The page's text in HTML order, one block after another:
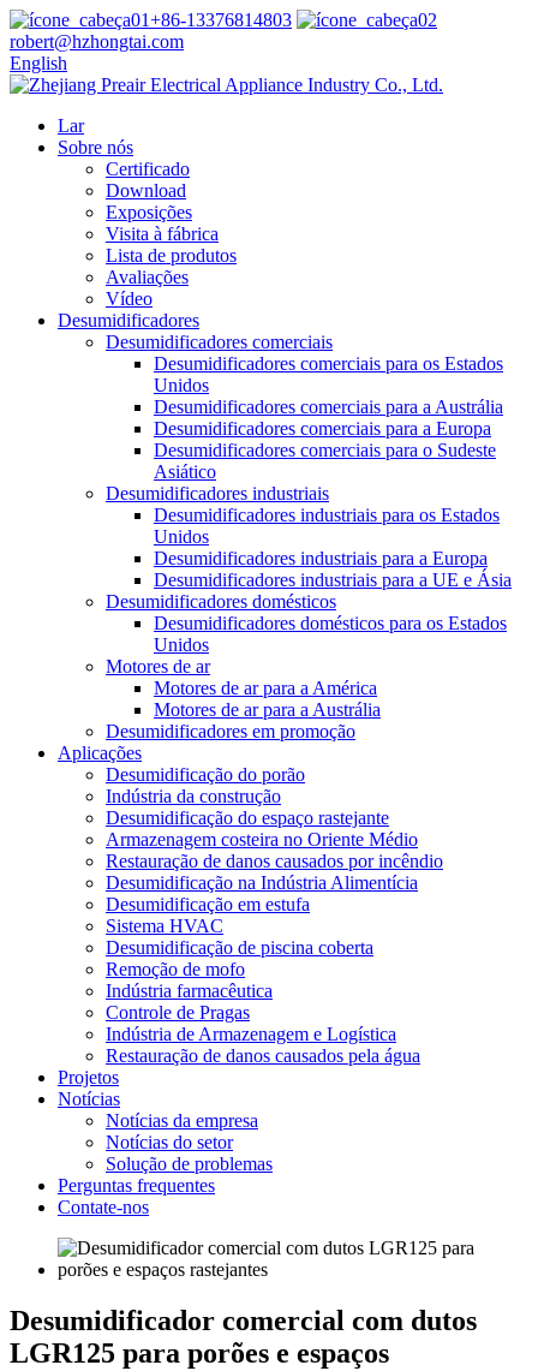
+86-13376814803
robert@hzhongtai.com
English
Lar
Sobre nós
Certificado
Download
Exposições
Visita à fábrica
Lista de produtos
Avaliações
Vídeo
Desumidificadores
Desumidificadores comerciais
Desumidificadores comerciais para os Estados
Unidos
Desumidificadores comerciais para a Austrália
Desumidificadores comerciais para a Europa
Desumidificadores comerciais para o Sudeste
Asiático
Desumidificadores industriais
Desumidificadores industriais para os Estados
Unidos
Desumidificadores industriais para a Europa
Desumidificadores industriais para a UE e Ásia
Desumidificadores domésticos
Desumidificadores domésticos para os Estados
Unidos
Motores de ar
Motores de ar para a América
Motores de ar para a Austrália
Desumidificadores em promoção
Aplicações
Desumidificação do porão
Indústria da construção
Desumidificação do espaço rastejante
Armazenagem costeira no Oriente Médio
Restauração de danos causados ​​por incêndio
Desumidificação na Indústria Alimentícia
Desumidificação em estufa
Sistema HVAC
Desumidificação de piscina coberta
Remoção de mofo
Indústria farmacêutica
Controle de Pragas
Indústria de Armazenagem e Logística
Restauração de danos causados ​​pela água
Projetos
Notícias
Notícias da empresa
Notícias do setor
Solução de problemas
Perguntas frequentes
Contate-nos
Desumidificador comercial com dutos
LGR125 para porões e espaços